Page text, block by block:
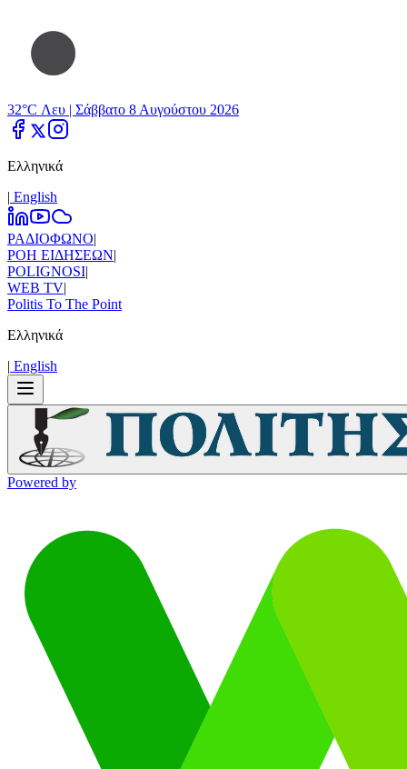
32°C Λευ | Σάββατο 8 Αυγούστου 2026
Ελληνικά
| Εnglish
ΡΑΔΙΟΦΩΝΟ|
ΡΟΗ ΕΙΔΗΣΕΩΝ|
POLIGNOSI|
WEB TV|
Politis To The Point
Ελληνικά
| Εnglish
Powered by